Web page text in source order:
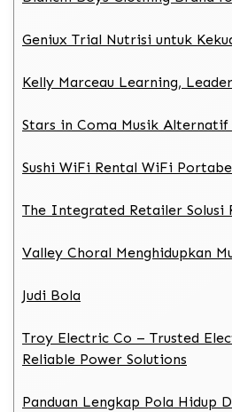
Geniux Trial Nutrisi untuk
Kelly Marceau Learning,
Stars in Coma Musik
Sushi WiFi Rental WiFi
The Integrated Retailer Solusi
Valley Choral Menghidupkan
Judi Bola
Troy Electric Co – Trusted
Reliable Power Solutions
Panduan Lengkap Pola Hidup